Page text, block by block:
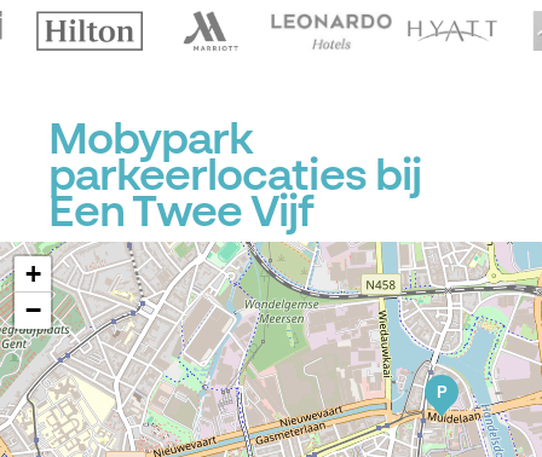
Mobypark
parkeerlocaties bij
Een Twee Vijf
P
+
−